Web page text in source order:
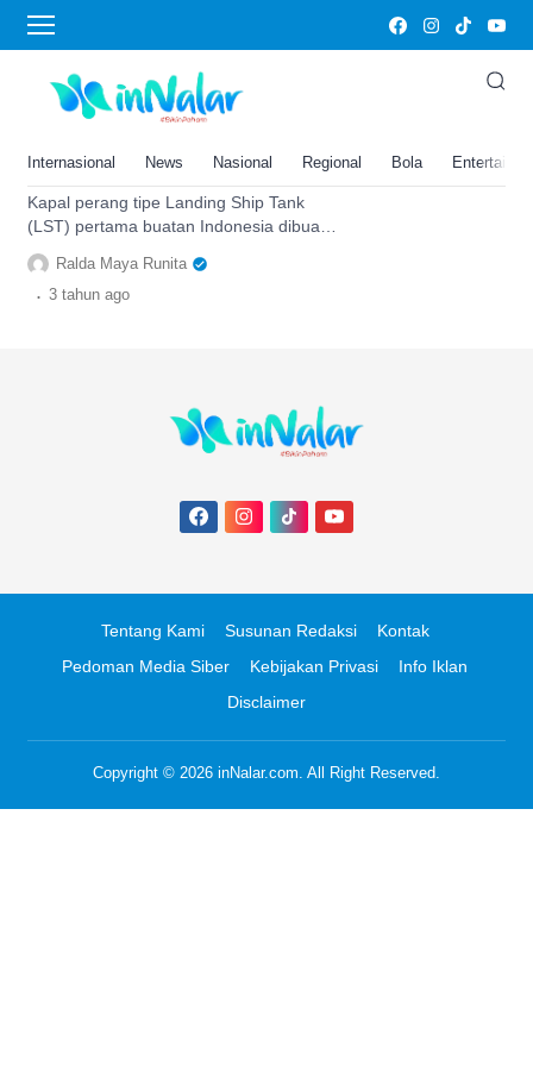
Internasional News Nasional Regional Bola
LST
Wajib Bangga! Kapal Perang
Tipe LST Pertama Indonesia
Namanya…
Kapal perang tipe Landing Ship Tank
(LST) pertama buatan Indonesia dibuat
di Lampung pada tahun 2013 oleh PT
DRU.
Ralda Maya Runita
. 3 tahun ago
Tentang Kami Susunan Redaksi
Kontak
Pedoman Media Siber
Kebijakan Privasi
Info Iklan
Disclaimer
Copyright © 2026 inNalar.com. All Right Reserved.